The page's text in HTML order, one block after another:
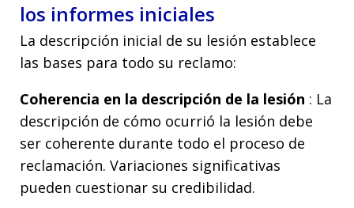
los informes iniciales
La descripción inicial de su lesión establece
las bases para todo su reclamo:
Coherencia en la descripción de la lesión : La
descripción de cómo ocurrió la lesión debe
ser coherente durante todo el proceso de
reclamación. Variaciones significativas
pueden cuestionar su credibilidad.